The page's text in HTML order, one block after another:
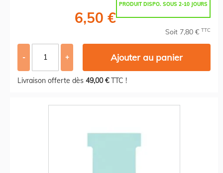
PRODUIT DISPO. SOUS 2-10 JOURS
6,50 €
Soit 7,80 € TTC
- + Ajouter au panier
Livraison offerte dès 49,00 €TTC !